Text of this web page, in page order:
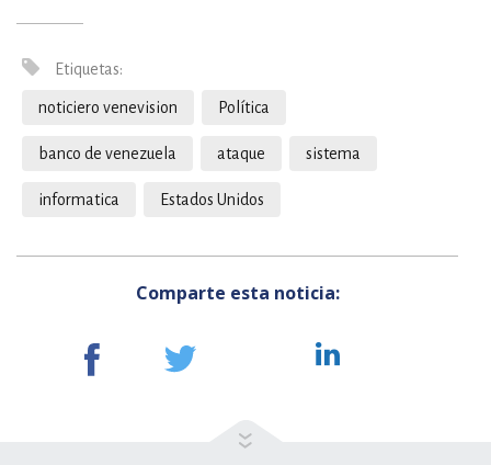
Etiquetas:
noticiero venevision Política
banco de venezuela ataque sistema
informatica Estados Unidos
Comparte esta noticia: